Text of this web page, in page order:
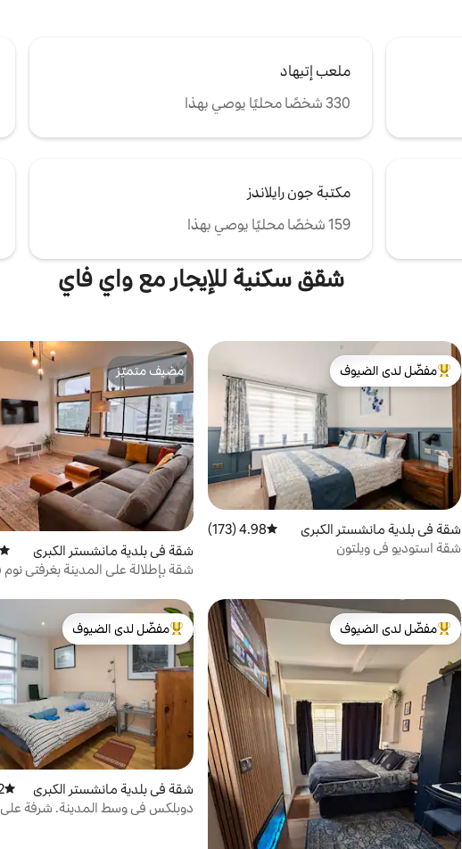
ملعب إتيهاد
330 شخصًا محليًا يوصي بهذا
مكتبة جون رايلاندز
159 شخصًا محليًا يوصي بهذا
شقق سكنية للإيجار مع واي فاي
من أبرز البيوت المفضّلة لدى الضيوف
مفضّل لدى الضيوف
شقة في بلدية مانشستر الكبرى متوسط التقييم 4.98 من 5، 173 مراجعات
4.98 (173)
شقة استوديو في ويلتون
مضيف متميّز
مضيف متميّز
شقة في بلدية مانشستر الكبرى
شقة بإطلالة على المدينة بغرفتي
من أبرز البيوت المفضّلة لدى الضيوف
مفضّل لدى الضيوف
من أبرز البيوت المفضّلة لدى الضيوف
مفضّل لدى الضيوف
شقة في بلدية مانشستر الكبرى متوسط
دوبلكس في وسط المدينة. شرفة